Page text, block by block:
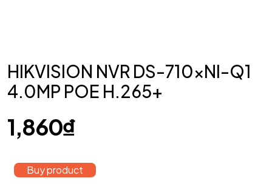
HIKVISION NVR DS-710xNI-Q1
4.0MP POE H.265+
1,860₫
Buy product